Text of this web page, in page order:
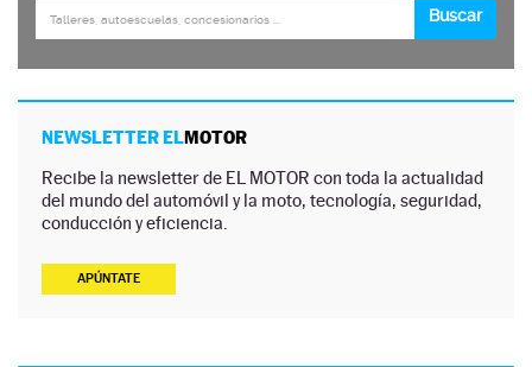
NEWSLETTER ELMOTOR
Recibe la newsletter de EL MOTOR con toda la actualidad
del mundo del automóvil y la moto, tecnología, seguridad,
conducción y eficiencia.
APÚNTATE